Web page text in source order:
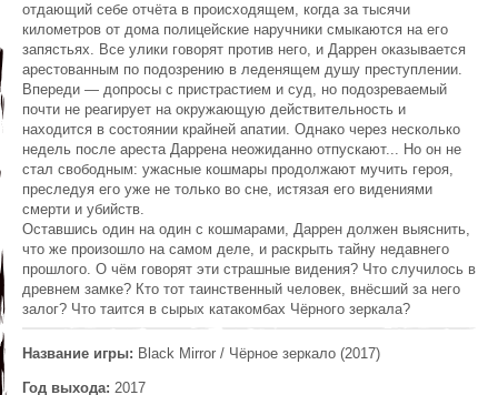
отдающий себе отчёта в происходящем, когда за тысячи
километров от дома полицейские наручники смыкаются на его
запястьях. Все улики говорят против него, и Даррен оказывается
арестованным по подозрению в леденящем душу преступлении.
Впереди — допросы с пристрастием и суд, но подозреваемый
почти не реагирует на окружающую действительность и
находится в состоянии крайней апатии. Однако через несколько
недель после ареста Даррена неожиданно отпускают... Но он не
стал свободным: ужасные кошмары продолжают мучить героя,
преследуя его уже не только во сне, истязая его видениями
смерти и убийств.
Оставшись один на один с кошмарами, Даррен должен выяснить,
что же произошло на самом деле, и раскрыть тайну недавнего
прошлого. О чём говорят эти страшные видения? Что случилось в
древнем замке? Кто тот таинственный человек, внёсший за него
залог? Что таится в сырых катакомбах Чёрного зеркала?
Название игры: Black Mirror / Чёрное зеркало (2017)
Год выхода: 2017